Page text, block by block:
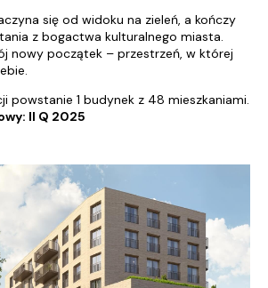
się od widoku na zieleń, a kończy
z bogactwa kulturalnego miasta.
nowy początek – przestrzeń, w której
powstanie 1 budynek z 48 mieszkaniami.
II Q 2025